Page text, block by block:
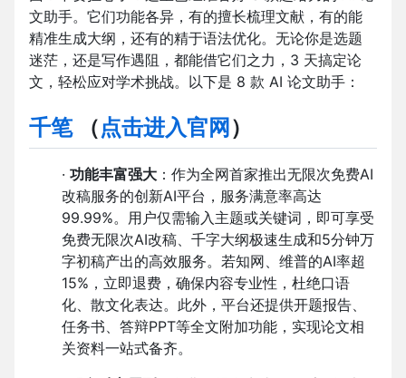
文助手。它们功能各异，有的擅长梳理文献，有的能
精准生成大纲，还有的精于语法优化。无论你是选题
迷茫，还是写作遇阻，都能借它们之力，3 天搞定论
文，轻松应对学术挑战。以下是 8 款 AI 论文助手：
千笔（点击进入官网 ）
· 功能丰富强大 ：作为全网首家推出无限次免费AI
改稿服务的创新AI平台，服务满意率高达
99.99%。用户仅需输入主题或关键词，即可享受
免费无限次AI改稿、千字大纲极速生成和5分钟万
字初稿产出的高效服务。若知网、维普的AI率超
15%，立即退费，确保内容专业性，杜绝口语
化、散文化表达。此外，平台还提供开题报告、
任务书、答辩PPT等全文附加功能，实现论文相
关资料一站式备齐。